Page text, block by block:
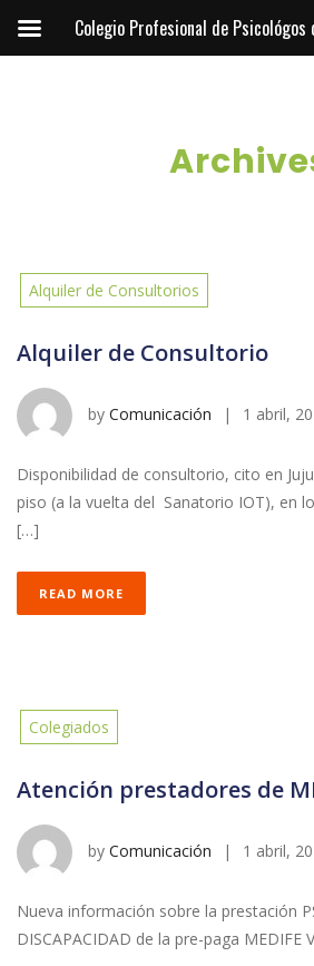
Alquiler de Consultorios
Alquiler de Consultorio
by Comunicación | 1 abril,
Disponibilidad de consultorio, cito en
piso (a la vuelta del Sanatorio IOT), en
[…]
READ MORE
Colegiados
Atención prestadores de
by Comunicación | 1 abril,
Nueva información sobre la prestación
DISCAPACIDAD de la pre-paga MEDIFE
Colegio Profesional de Psicológos